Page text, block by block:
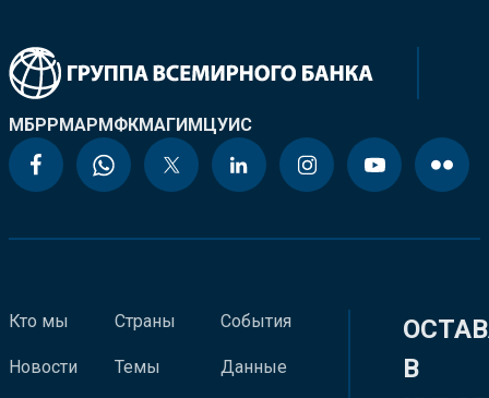
МБРРМАРМФКМАГИМЦУИС
Кто мы
Новости
Страны
Темы
События
Данные
В